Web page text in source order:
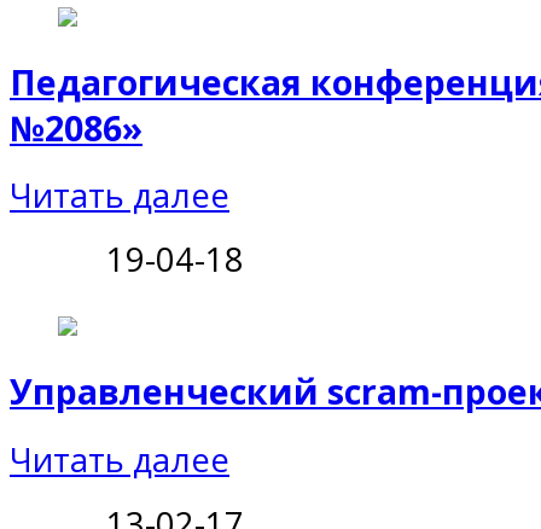
Педагогическая
№2086»
Читать далее
19-04-18
Управленческий scram-
Читать далее